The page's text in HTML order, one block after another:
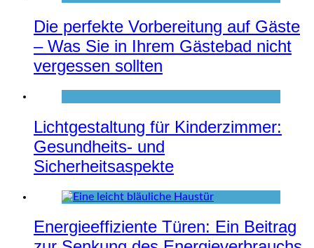
Die perfekte Vorbereitung auf Gäste
– Was Sie in Ihrem Gästebad nicht
vergessen sollten
Lichtgestaltung für Kinderzimmer:
Gesundheits- und
Sicherheitsaspekte
Energieeffiziente Türen: Ein Beitrag